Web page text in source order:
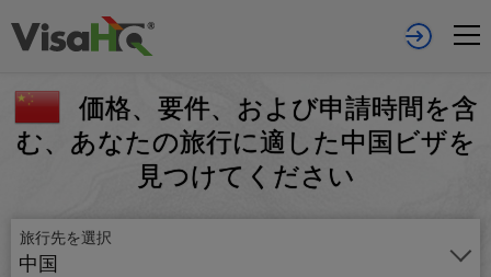
価格、要件、および申請時間を含
む、あなたの旅行に適した中国ビザを
見つけてください
旅行先を選択
中国